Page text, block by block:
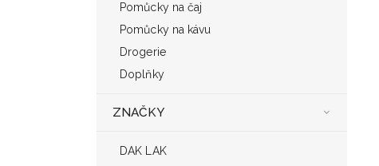
Pomůcky na čaj
Pomůcky na kávu
Drogerie
Doplňky
ZNAČKY
DAK LAK